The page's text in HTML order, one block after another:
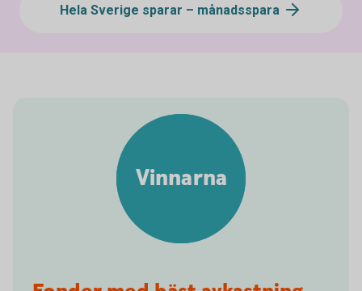
Hela Sverige sparar – månadsspara
Vinnarna